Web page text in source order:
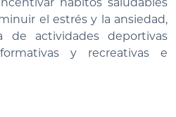
el estrés y la ansiedad,
de actividades deportivas
y recreativas e